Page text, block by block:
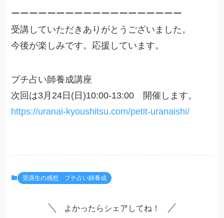
ーーーーーーーーーーーーーーーーーーー
受講していただきありがとうございました。
今後が楽しみです。応援しています。
プチ占い師養成講座
次回は3月24日(日)10:00-13:00 開催します。
https://uranai-kyoushitsu.com/petit-uranaishi/
受講生の感想 プチ占い師養成
よかったらシェアしてね！